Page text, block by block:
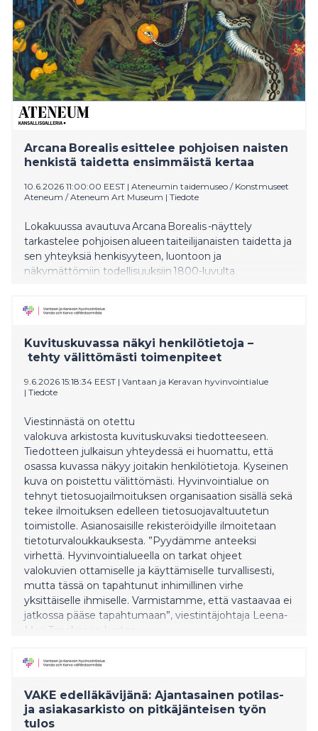
Arcana Borealis esittelee pohjoisen naisten
henkistä taidetta ensimmäistä kertaa
10.6.2026 11:00:00 EEST | Ateneumin taidemuseo / Konstmuseet
Ateneum / Ateneum Art Museum | Tiedote
Lokakuussa avautuva Arcana Borealis -näyttely
tarkastelee pohjoisen alueen taiteilijanaisten taidetta ja
sen yhteyksiä henkisyyteen, luontoon ja
näkymättömiin todellisuuksiin 1800-luvulta
populaarikulttuurissa. Ateneumiin näyttely
tekniikoiden runsauden.
Kuvituskuvassa näkyi henkilötietoja –
tehty välittömästi toimenpiteet
9.6.2026 15:18:34 EEST | Vantaan ja Keravan hyvinvointialue
| Tiedote
Viestinnästä on otettu
valokuva arkistosta kuvituskuvaksi tiedotteeseen.
Tiedotteen julkaisun yhteydessä ei huomattu, että
osassa kuvassa näkyy joitakin henkilötietoja. Kyseinen
kuva on poistettu välittömästi. Hyvinvointialue on
tehnyt tietosuojailmoituksen organisaation sisällä sekä
tekee ilmoituksen edelleen tietosuojavaltuutetun
toimistolle. Asianosaisille rekisteröidyille ilmoitetaan
tietoturvaloukkauksesta. ”Pyydämme anteeksi
virhettä. Hyvinvointialueella on tarkat ohjeet
valokuvien ottamiselle ja käyttämiselle turvallisesti,
mutta tässä on tapahtunut inhimillinen virhe
yksittäiselle ihmiselle. Varmistamme, että vastaavaa ei
jatkossa pääse tapahtumaan”, viestintäjohtaja Leena-
Mari Tanskanen kertoo.
VAKE edelläkävijänä: Ajantasainen potilas-
ja asiakasarkisto on pitkäjänteisen työn
tulos